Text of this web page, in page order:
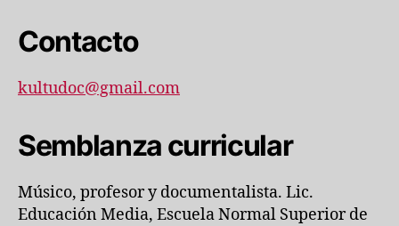
Contacto
kultudoc@gmail.com
Semblanza curricular
Músico, profesor y documentalista. Lic.
Educación Media, Escuela Normal Superior de